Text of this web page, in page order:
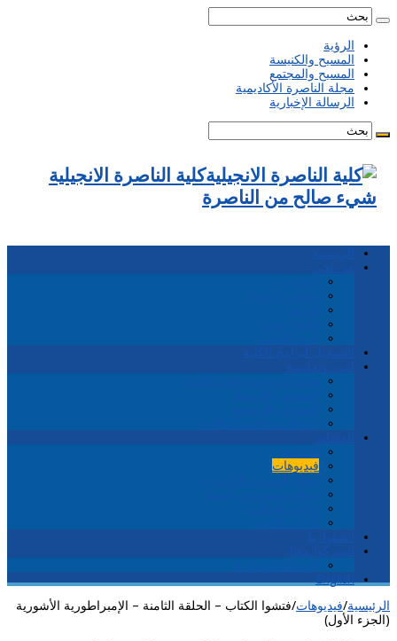
الرؤية
المسيح والكنيسة
المسيح والمجتمع
مجلة الناصرة الأكاديمية
الرسالة الإخبارية
كلية الناصرة الانجيلية
شيء صالح من الناصرة
فيديوهات
الرئيسية/فيديوهات/فتشوا الكتاب – الحلقة الثامنة – الإمبراطورية الأشورية
(الجزء الأول)